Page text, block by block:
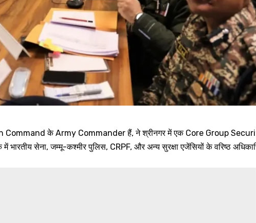
Command के Army Commander हैं, ने श्रीनगर में एक Core Group
सेना, जम्मू-कश्मीर पुलिस, CRPF, और अन्य सुरक्षा एजेंसियों के वरिष्ठ